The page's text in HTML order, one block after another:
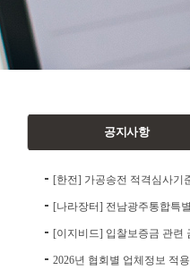
공지사항
[한전] 가공송전 적격심사기
[나라장터] 전남광주통합특
[이지비드] 입찰보증금 관련
2026년 협회별 업체정보 적